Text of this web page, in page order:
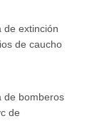
de extinción
de caucho
de bomberos
de